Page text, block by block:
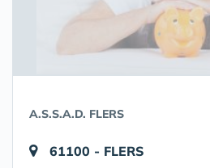
A.S.S.A.D. FLERS
61100 - FLERS